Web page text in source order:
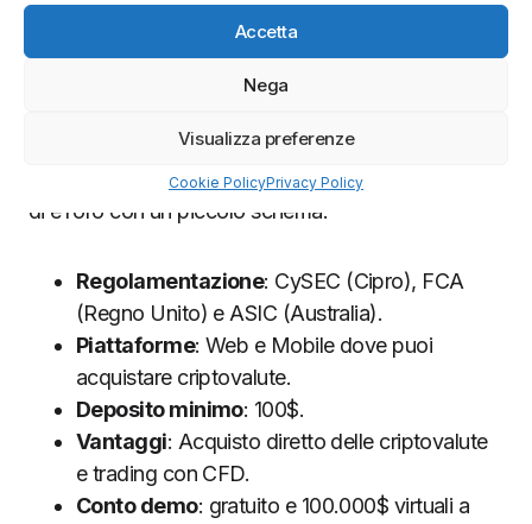
Accetta
Nega
Visualizza preferenze
Cookie PolicyPrivacy Policy
Infatti con eToro puoi siacomprare criptovalute
che investire sul loro prezzo senza possederle,
Vediamo ora quali sono le caratteristiche principali
di eToro con un piccolo schema.
Regolamentazione: CySEC (Cipro), FCA
(Regno Unito) e ASIC (Australia).
Piattaforme: Web e Mobile dove puoi
acquistare criptovalute.
Deposito minimo: 100$.
Vantaggi: Acquisto diretto delle criptovalute
e trading con CFD.
Conto demo: gratuito e 100.000$ virtuali a